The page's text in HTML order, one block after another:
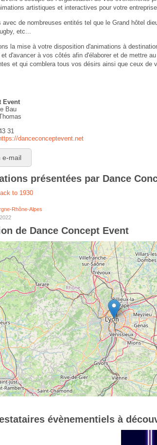
artistiques et interactives pour votre
avec de nombreuses entités tel que le Grand hôtel
etc...
la mise à votre disposition d'animations à
d'avancer à vos côtés afin d'élaborer et de mettre
et qui comblera tous vos désirs ainsi que ceux de
Event
Bau
31
danceconceptevent.net
e-mail
présentées par Dance
to 1930
Rhône-Alpes
de Dance Concept Event
évènementiels à